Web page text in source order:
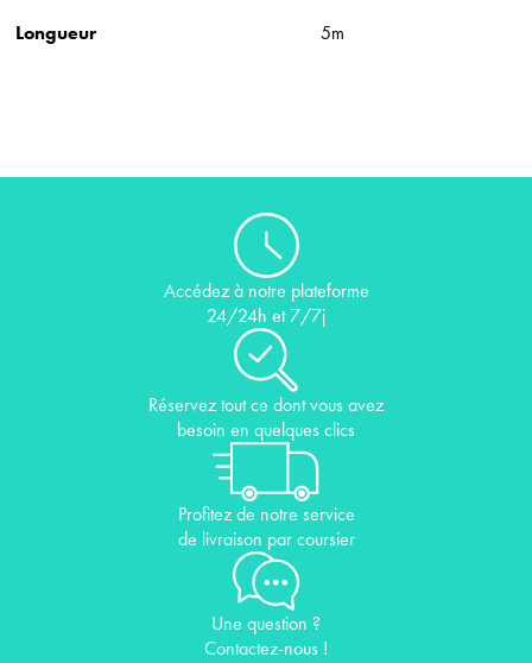
Longueur 5m
Accédez à notre plateforme
24/24h et 7/7j
Réservez tout ce dont vous avez
besoin en quelques clics
Profitez de notre service
de livraison par coursier
Une question ?
Contactez-nous !